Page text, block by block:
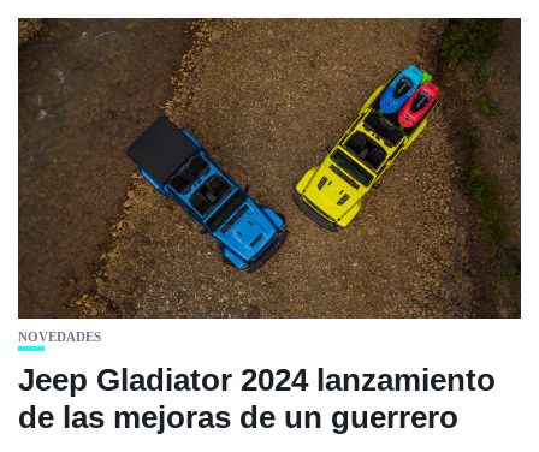
NOVEDADES
Jeep Gladiator 2024 lanzamiento
de las mejoras de un guerrero